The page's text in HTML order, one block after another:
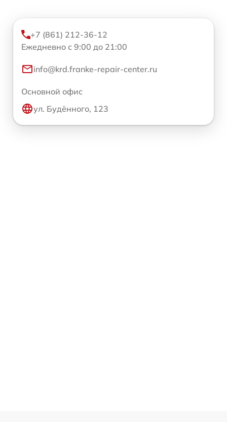
+7 (861) 212-36-12
Ежедневно с 9:00 до 21:00
info@krd.franke-repair-center.ru
Основной офис
ул. Будённого, 123